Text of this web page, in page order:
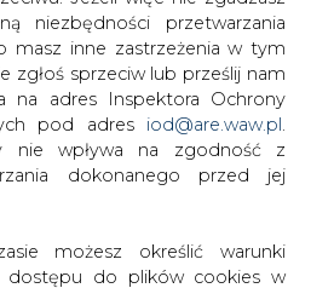
niezbędności przetwarzania
masz inne zastrzeżenia w tym
zgłoś sprzeciw lub prześlij nam
na adres Inspektora Ochrony
pod adres iod@are.waw.pl
nie wpływa na zgodność z
dokonanego przed jej
możesz określić warunki
dostępu do plików cookies w
(43,10 zł) dobrze świadczy o
prawdopodobnie szykującego się
warto obserwować także z
wzrostów. Posypały się sygnały
szybkich wskaźników ale
MACD. Za zmianą trendu
przecięcie przez tygodniowe
pierwszy raz od marca.